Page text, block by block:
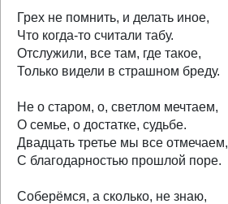
Грех не помнить, и делать иное,
Что когда-то считали табу.
Отслужили, все там, где такое,
Только видели в страшном бреду.
Не о старом, о, светлом мечтаем,
О семье, о достатке, судьбе.
Двадцать третье мы все отмечаем,
С благодарностью прошлой поре.
Соберёмся, а сколько, не знаю,